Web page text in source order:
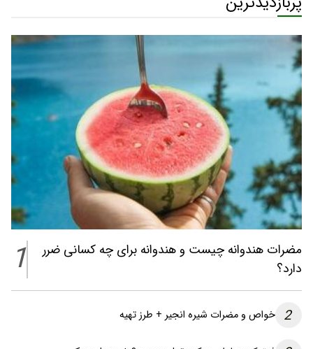
پربازدیدترین
مضرات هندوانه چیست و هندوانه برای چه کسانی ضرر
دارد؟
1
2 خواص و مضرات شیره انجیر + طرز تهیه